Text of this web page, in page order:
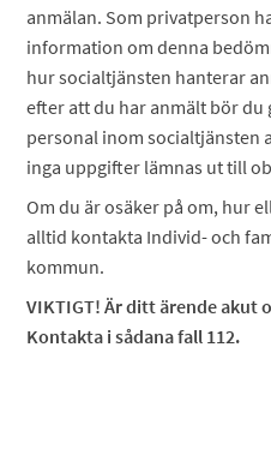
anmälan. Som privatperson
information om denna
hur socialtjänsten hanterar
efter att du har anmält bör du
personal inom socialtjänsten
inga uppgifter lämnas ut till
Om du är osäker på om, hur
alltid kontakta Individ- och
kommun.
VIKTIGT! Är ditt ärende akut
Kontakta i sådana fall 112.